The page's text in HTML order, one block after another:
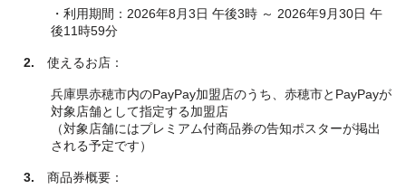
・利用期間：2026年8月3日 午後3時 ～ 2026年9月30日 午
後11時59分
2. 使えるお店：
兵庫県赤穂市内のPayPay加盟店のうち、赤穂市とPayPayが
対象店舗として指定する加盟店
（対象店舗にはプレミアム付商品券の告知ポスターが掲出
される予定です）
3. 商品券概要：